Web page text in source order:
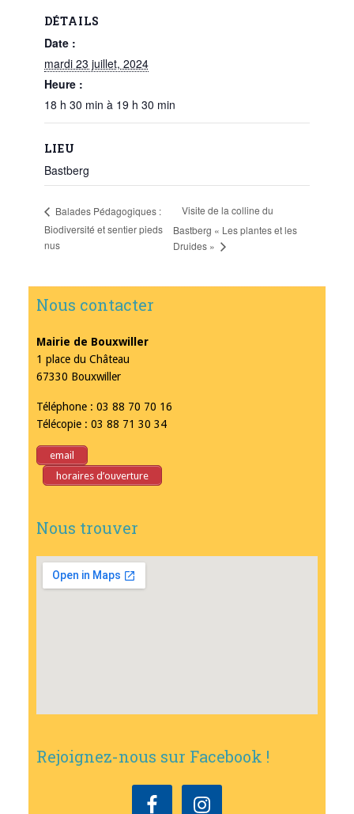
DÉTAILS
Date :
mardi 23 juillet, 2024
Heure :
18 h 30 min à 19 h 30 min
LIEU
Bastberg
Balades Pédagogiques :
Biodiversité et sentier pieds
nus
Visite de la colline du
Bastberg « Les plantes et les
Druides »
Nous contacter
Mairie de Bouxwiller
1 place du Château
67330 Bouxwiller
Téléphone : 03 88 70 70 16
Télécopie : 03 88 71 30 34
email
horaires d’ouverture
Nous trouver
Rejoignez-nous sur Facebook !